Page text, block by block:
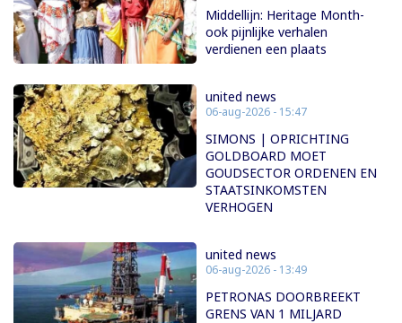
Middellijn: Heritage Month-
ook pijnlijke verhalen
verdienen een plaats
united news
06-aug-2026 - 15:47
SIMONS | OPRICHTING
GOLDBOARD MOET
GOUDSECTOR ORDENEN EN
STAATSINKOMSTEN
VERHOGEN
united news
06-aug-2026 - 13:49
PETRONAS DOORBREEKT
GRENS VAN 1 MILJARD